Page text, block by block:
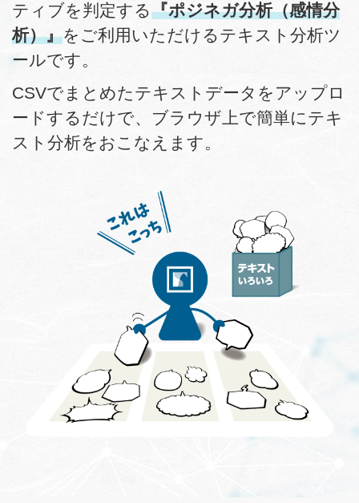
ティブを判定する『ポジネガ分析（感情分
析）』をご利用いただけるテキスト分析ツ
ールです。
CSVでまとめたテキストデータをアップロ
ードするだけで、ブラウザ上で簡単にテキ
スト分析をおこなえます。